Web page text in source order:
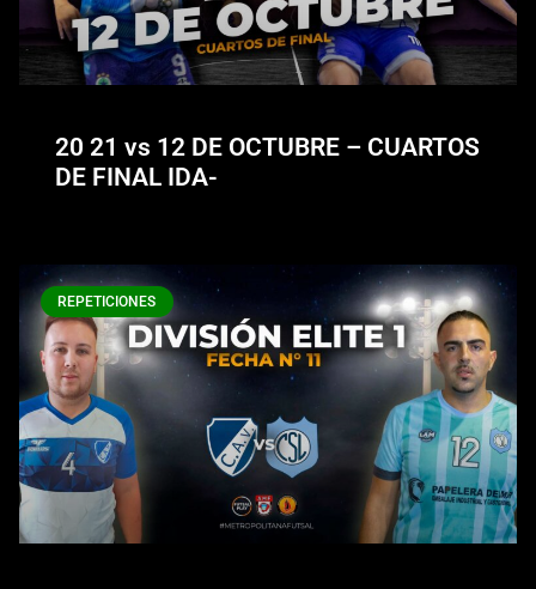
20 21 vs 12 DE OCTUBRE – CUARTOS
DE FINAL IDA-
REPETICIONES